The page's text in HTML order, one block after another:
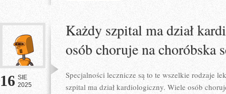
16 SIE
2025
Każdy szpital ma dział
osób choruje na choróbska
Specjalności lecznicze są to te wszelkie rodzaje
szpital ma dział kardiologiczny. Wiele osób